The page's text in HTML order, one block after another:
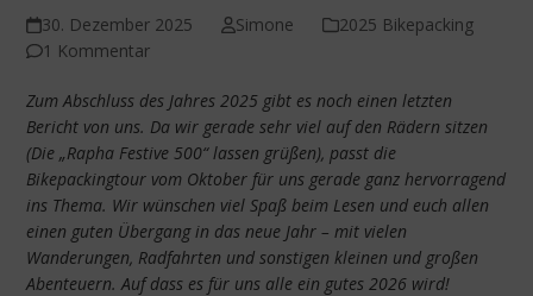
30. Dezember 2025 Simone
2025 Bikepacking
1 Kommentar
Zum Abschluss des Jahres 2025 gibt es noch einen letzten
Bericht von uns. Da wir gerade sehr viel auf den Rädern sitzen
(Die „Rapha Festive 500“ lassen grüßen), passt die
Bikepackingtour vom Oktober für uns gerade ganz hervorragend
ins Thema. Wir wünschen viel Spaß beim Lesen und euch allen
einen guten Übergang in das neue Jahr – mit vielen
Wanderungen, Radfahrten und sonstigen kleinen und großen
Abenteuern. Auf dass es für uns alle ein gutes 2026 wird!